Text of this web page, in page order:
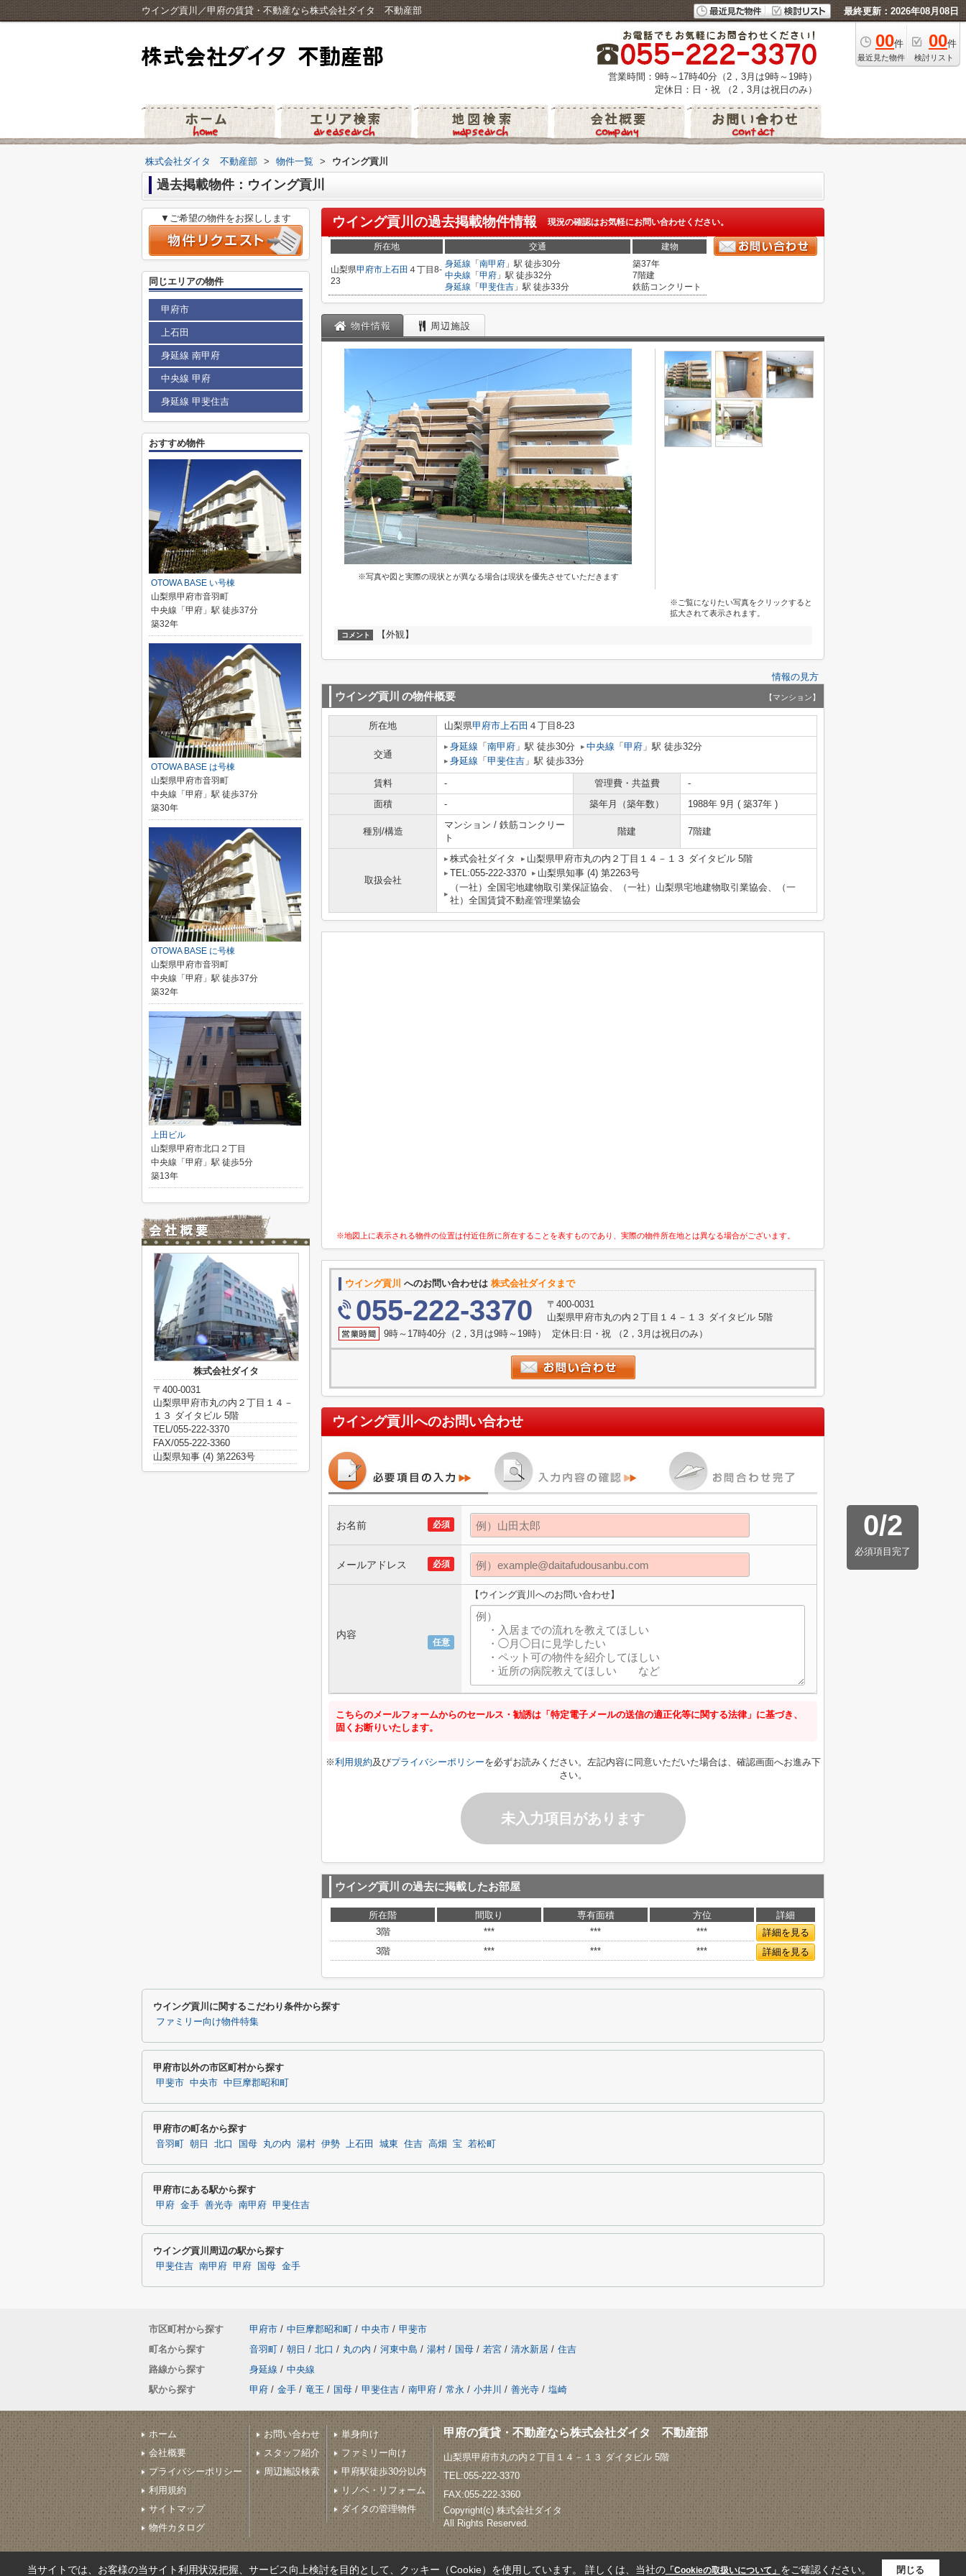
ウイング貢川／甲府の賃貸・不動産なら株式会社ダイタ 不動産部 最終更新：2026年08月08日
00件
最近見た物件
00件
検討リスト
営業時間：9時～17時40分（2，3月は9時～19時）
定休日：日・祝 （2，3月は祝日のみ）
株式会社ダイタ 不動産部 > 物件一覧 > ウイング貢川
過去掲載物件：ウイング貢川
ウイング貢川 の過去掲載物件情報 現況の確認はお気軽にお問い合わせください。
所在地 交通 建物
山梨県甲府市上石田 ４丁目8-
23
身延線 「 南甲府 」駅 徒歩30分
中央線 「 甲府 」駅 徒歩32分
身延線 「 甲斐住吉 」駅 徒歩33分
築37年
7階建
鉄筋コンクリート
物件情報 周辺施設
※写真や図と実際の現状とが異なる場合は現状を優先させていただきます
※ご覧になりたい写真をクリックすると
拡大されて表示されます。
コメント 【外観】
情報の見方
ウイング貢川 の物件概要 【マンション】
所在地 山梨県甲府市上石田 ４丁目8-23
交通
身延線 「 南甲府 」駅 徒歩30分 中央線 「 甲府 」駅 徒歩32分
身延線 「 甲斐住吉 」駅 徒歩33分
賃料 - 管理費・共益費
-
面積
- 築年月（築年数） 1988年 9月 ( 築37年 )
種別/構造
マンション / 鉄筋コンクリー
ト
階建 7階建
取扱会社
株式会社ダイタ
山梨県甲府市丸の内２丁目１４－１３ ダイタビル 5階
TEL:055-222-3370
山梨県知事 (4) 第2263号
（一社）全国宅地建物取引業保証協会、（一社）山梨県宅地建物取引業協会、（一
社）全国賃貸不動産管理業協会
※地図上に表示される物件の位置は付近住所に所在することを表すものであり、実際の物件所在地とは異なる場合がございます。
ウイング貢川 へのお問い合わせは 株式会社ダイタまで
055-222-3370
〒400-0031
山梨県甲府市丸の内２丁目１４－１３ ダイタビル 5階
9時～17時40分（2，3月は9時～19時） 定休日:日・祝 （2，3月は祝日のみ）
ウイング貢川 へのお問い合わせ
0/2
必須項目完了
必須
お名前
必須
メールアドレス
任意
内容
【ウイング貢川へのお問い合わせ】
こちらのメールフォームからのセールス・勧誘は「特定電子メールの送信の適正化等に関する法律」に基づき、
固くお断りいたします。
※利用規約及びプライバシーポリシーを必ずお読みください。左記内容に同意いただいた場合は、確認画面へお進み下
さい。
未入力項目があります
ウイング貢川 の過去に掲載したお部屋
所在階 間取り 専有面積 方位
詳細
3階
*** *** ***
詳細を見る
3階
*** *** *** 詳細を見る
▼ご希望の物件をお探しします
同じエリアの物件
甲府市
上石田
身延線 南甲府
中央線 甲府
身延線 甲斐住吉
おすすめ物件
OTOWA BASE い号棟
山梨県甲府市音羽町
中央線「甲府」駅 徒歩37分
築32年
OTOWA BASE は号棟
山梨県甲府市音羽町
中央線「甲府」駅 徒歩37分
築30年
OTOWA BASE に号棟
山梨県甲府市音羽町
中央線「甲府」駅 徒歩37分
築32年
上田ビル
山梨県甲府市北口２丁目
中央線「甲府」駅 徒歩5分
築13年
株式会社ダイタ
〒400-0031
山梨県甲府市丸の内２丁目１４－
１３ ダイタビル 5階
TEL/055-222-3370
FAX/055-222-3360
山梨県知事 (4) 第2263号
ウイング貢川に関するこだわり条件から探す
ファミリー向け物件特集
甲府市以外の市区町村から探す
甲斐市 中央市 中巨摩郡昭和町
甲府市の町名から探す
音羽町 朝日 北口 国母 丸の内 湯村 伊勢 上石田 城東 住吉 高畑 宝 若松町
甲府市にある駅から探す
甲府 金手 善光寺 南甲府 甲斐住吉
ウイング貢川周辺の駅から探す
甲斐住吉 南甲府 甲府 国母 金手
市区町村から探す 甲府市 / 中巨摩郡昭和町 / 中央市 / 甲斐市
町名から探す
音羽町 / 朝日 / 北口 / 丸の内 / 河東中島 / 湯村 / 国母 / 若宮 / 清水新居 / 住吉
路線から探す
身延線 / 中央線
駅から探す
甲府 / 金手 / 竜王 / 国母 / 甲斐住吉 / 南甲府 / 常永 / 小井川 / 善光寺 / 塩崎
ホーム
会社概要
プライバシーポリシー
利用規約
サイトマップ
物件カタログ
お問い合わせ
スタッフ紹介
周辺施設検索
単身向け
ファミリー向け
甲府駅徒歩30分以内
リノベ・リフォーム
ダイタの管理物件
甲府の賃貸・不動産なら株式会社ダイタ 不動産部
山梨県甲府市丸の内２丁目１４－１３ ダイタビル 5階
TEL:055-222-3370
FAX:055-222-3360
Copyright(c) 株式会社ダイタ
All Rights Reserved.
当サイトでは、お客様の当サイト利用状況把握、サービス向上検討を目的として、クッキー（Cookie）を使用しています。 詳しくは、当社の「Cookieの取扱いについて」 をご確認ください。 閉じる